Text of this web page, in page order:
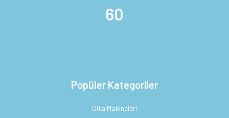
60
Popüler Kategoriler
Olta Makineleri